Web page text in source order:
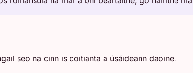
seo na cinn is coitianta a úsáideann daoine.